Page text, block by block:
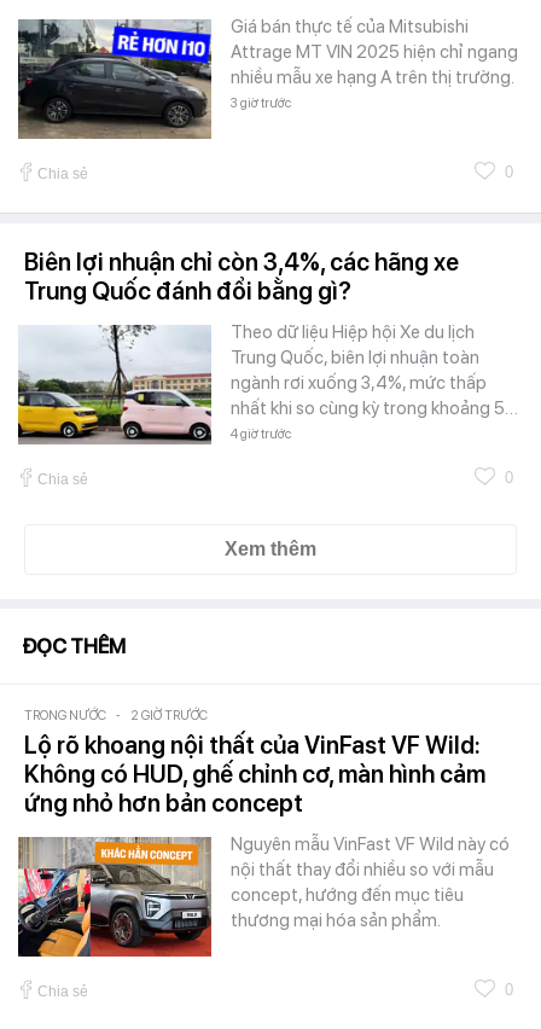
Giá bán thực tế của Mitsubishi
Attrage MT VIN 2025 hiện chỉ ngang
nhiều mẫu xe hạng A trên thị trường.
3 giờ trước
Chia sẻ 0
Biên lợi nhuận chỉ còn 3,4%, các hãng xe
Trung Quốc đánh đổi bằng gì?
Theo dữ liệu Hiệp hội Xe du lịch
Trung Quốc, biên lợi nhuận toàn
ngành rơi xuống 3,4%, mức thấp
nhất khi so cùng kỳ trong khoảng 5…
4 giờ trước
Chia sẻ 0
Xem thêm
ĐỌC THÊM
TRONG NƯỚC - 2 GIỜ TRƯỚC
Lộ rõ khoang nội thất của VinFast VF Wild:
Không có HUD, ghế chỉnh cơ, màn hình cảm
ứng nhỏ hơn bản concept
Nguyên mẫu VinFast VF Wild này có
nội thất thay đổi nhiều so với mẫu
concept, hướng đến mục tiêu
thương mại hóa sản phẩm.
Chia sẻ 0